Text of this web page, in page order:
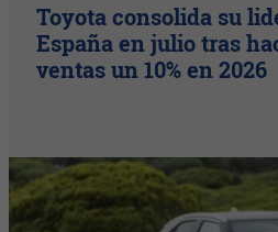
Toyota consolida su
España en julio tras
ventas un 10% en 2026